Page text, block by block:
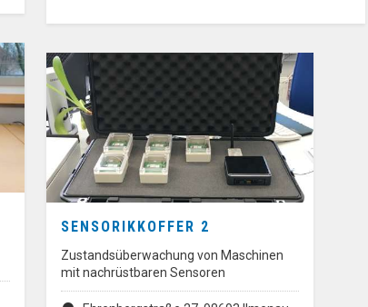
SENSORIKKOFFER 2
Zustandsüberwachung von Maschinen
mit nachrüstbaren Sensoren